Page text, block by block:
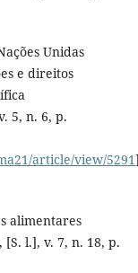
Unidas
e direitos
5, n. 6, p.
article/view/5291
alimentares
l.], v. 7, n. 18, p.